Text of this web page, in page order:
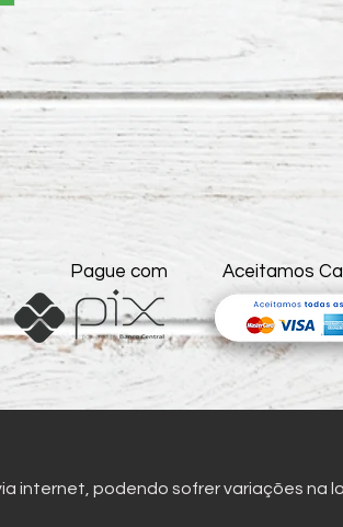
Pague com Aceitamos
internet, podendo sofrer variações na